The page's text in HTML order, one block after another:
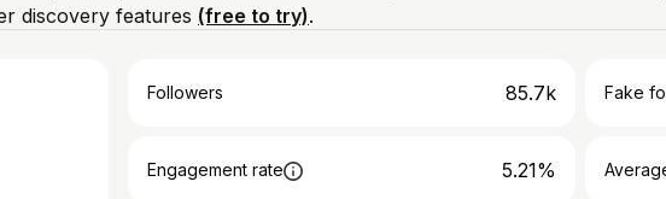
discovery features (free to try).
Followers 85.7k Fake
Engagement rate 5.21%